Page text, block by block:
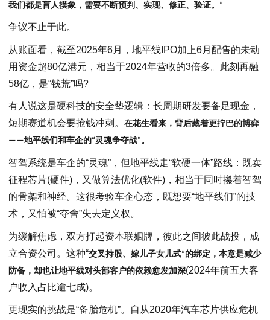
我们都是盲人摸象， 需要不断预判 、 实现、 修正、 验证。 ”
争议不止于此。
从账面看，截至2025年6月，地平线IPO加上6月配售的未动
用资金超80亿港元，相当于2024年营收的3倍多。此刻再融
58亿，是“钱荒”吗?
有人说这是硬科技的安全垫逻辑：长周期研发要备足现金，
短期赛道机会要抢钱冲刺。 在花生看来，背后藏着更拧巴的博弈
——地平线们和车企的“灵魂争夺战”。
智驾系统是车企的“灵魂”，但地平线走“软硬一体”路线：既卖
征程芯片(硬件)，又做算法优化(软件)，相当于同时攥着智驾
的骨架和神经。这很考验车企心态，既想要“地平线们”的技
术，又怕被“夺舍”失去定义权。
为缓解焦虑，双方打起资本联姻牌，彼此之间彼此战投，成
立合资公司。这种“交叉持股、嫁儿子女儿式”的绑定，本意是减少
防备，却也让地平线对头部客户的依赖愈发加深(2024年前五大客
户收入占比逾七成)。
更现实的挑战是“备胎危机”。自从2020年汽车芯片供应危机